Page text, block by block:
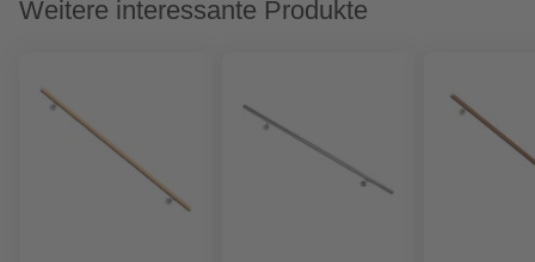
Weitere interessante Produkte